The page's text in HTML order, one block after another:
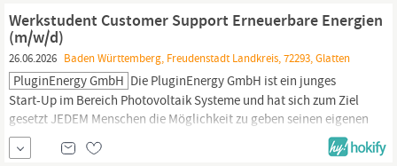
freuen wir uns auf Ihre Bewerbung. Aufgaben: -...
Werkstudent Customer Support Erneuerbare Energien
(m/w/d)
26.06.2026 Baden Württemberg, Freudenstadt Landkreis, 72293, Glatten
PluginEnergy GmbH Die PluginEnergy GmbH ist ein junges
Start-Up im Bereich Photovoltaik Systeme und hat sich zum Ziel
gesetzt JEDEM Menschen die Möglichkeit zu geben seinen eigenen
Ökostrom herstellen zu können. Wir entwickeln und vertreiben
innovative Energielösung für den Balkon, Garten oder die